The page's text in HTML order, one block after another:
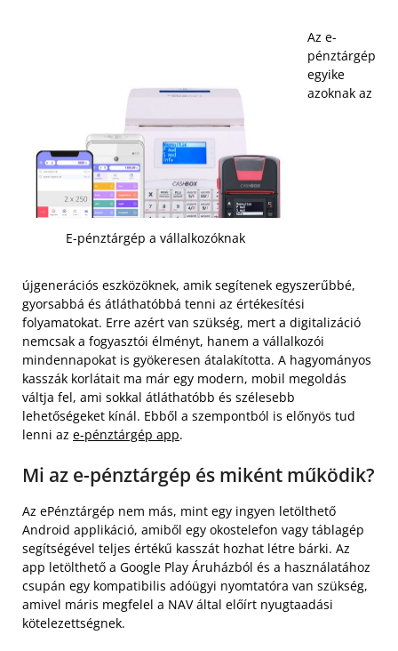
E-pénztárgép a vállalkozóknak
Az e-
pénztárgép
egyike
azoknak az
újgenerációs eszközöknek, amik segítenek egyszerűbbé,
gyorsabbá és átláthatóbbá tenni az értékesítési
folyamatokat. Erre azért van szükség, mert a digitalizáció
nemcsak a fogyasztói élményt, hanem a vállalkozói
mindennapokat is gyökeresen átalakította. A hagyományos
kasszák korlátait ma már egy modern, mobil megoldás
váltja fel, ami sokkal átláthatóbb és szélesebb
lehetőségeket kínál. Ebből a szempontból is előnyös tud
lenni az e-pénztárgép app.
Mi az e-pénztárgép és miként működik?
Az ePénztárgép nem más, mint egy ingyen letölthető
Android applikáció, amiből egy okostelefon vagy táblagép
segítségével teljes értékű kasszát hozhat létre bárki. Az
app letölthető a Google Play Áruházból és a használatához
csupán egy kompatibilis adóügyi nyomtatóra van szükség,
amivel máris megfelel a NAV által előírt nyugtaadási
kötelezettségnek.